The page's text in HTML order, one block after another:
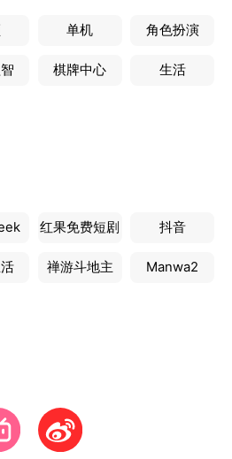
重要，如果还有什么疑问和意
单机 角色扮演
棋牌中心 生活
红果免费短剧 抖音
禅游斗地主 Manwa2